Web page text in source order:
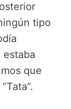
tipo
estaba
que